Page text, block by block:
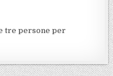
tre persone per